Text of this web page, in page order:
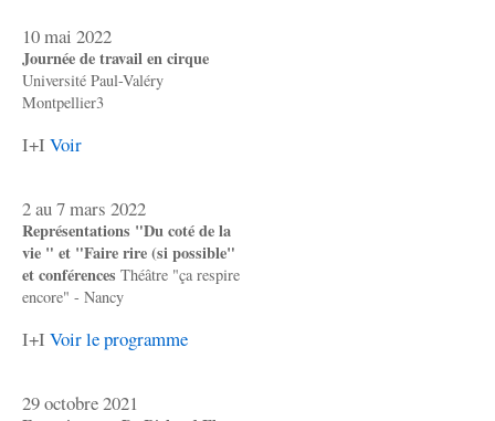
10 mai 2022
Journée de travail en cirque
Université Paul-Valéry
Montpellier3
I+I Voir
2 au 7 mars 2022
Représentations "Du coté de la
vie " et "Faire rire (si possible"
et conférences Théâtre "ça respire
encore" - Nancy
I+I Voir le programme
29 octobre 2021